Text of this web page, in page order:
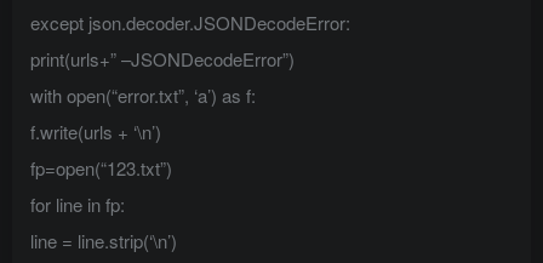
except json.decoder.JSONDecodeError:
print(urls+” –JSONDecodeError”)
with open(“error.txt”, ‘a’) as f:
f.write(urls + ‘\n’)
fp=open(“123.txt”)
for line in fp:
line = line.strip(‘\n’)